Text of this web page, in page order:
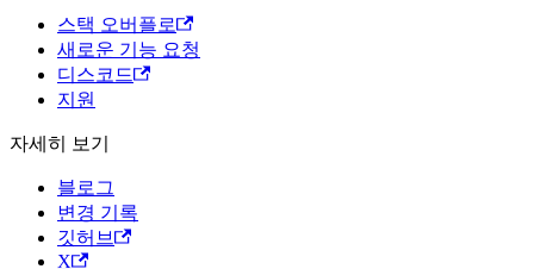
스택 오버플로
새로운 기능 요청
디스코드
지원
자세히 보기
블로그
변경 기록
깃허브
X